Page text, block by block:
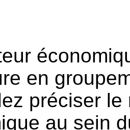
en
préciser
au sein